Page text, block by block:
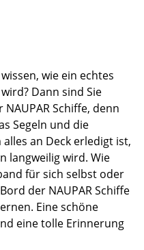
wie ein echtes
Dann sind Sie
Schiffe, denn
Segeln und die
an Deck erledigt ist,
langweilig wird. Wie
für sich selbst oder
der NAUPAR Schiffe
Eine schöne
eine tolle Erinnerung